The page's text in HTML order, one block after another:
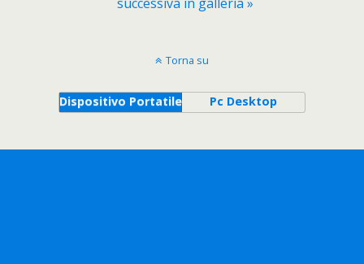
Torna su
Dispositivo Portatile Pc Desktop